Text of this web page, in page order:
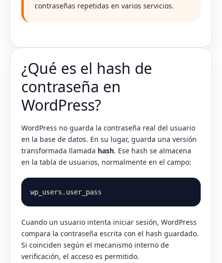
contraseñas repetidas en varios servicios.
¿Qué es el hash de
contraseña en
WordPress?
WordPress no guarda la contraseña real del usuario
en la base de datos. En su lugar, guarda una versión
transformada llamada hash. Ese hash se almacena
en la tabla de usuarios, normalmente en el campo:
wp_users.user_pass
Cuando un usuario intenta iniciar sesión, WordPress
compara la contraseña escrita con el hash guardado.
Si coinciden según el mecanismo interno de
verificación, el acceso es permitido.